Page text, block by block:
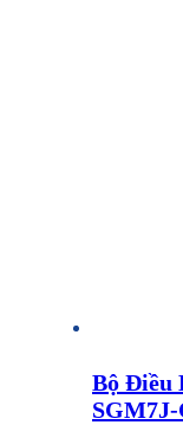
Bộ Điều
SGM7J-